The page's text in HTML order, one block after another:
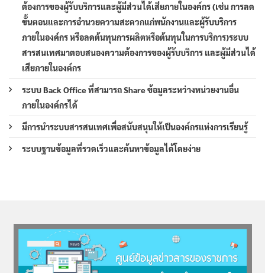
ต้องการของผู้รับบริการและผู้มีส่วนได้เสียภายในองค์กร (เช่น การลด
ขั้นตอนและการอำนวยความสะดวกแก่พนักงานและผู้รับบริการ
ภายในองค์กร หรือลดต้นทุนการผลิตหรือต้นทุนในการบริการ)ระบบ
สารสนเทศมาตอบสนองความต้องการของผู้รับบริการ และผู้มีส่วนได้
เสียภายในองค์กร
ระบบ Back Office ที่สามารถ Share ข้อมูลระหว่างหน่วยงานอื่น
ภายในองค์กรได้
มีการนำระบบสารสนเทศเพื่อสนับสนุนให้เป็นองค์กรแห่งการเรียนรู้
ระบบฐานข้อมูลที่รวดเร็วและค้นหาข้อมูลได้โดยง่าย